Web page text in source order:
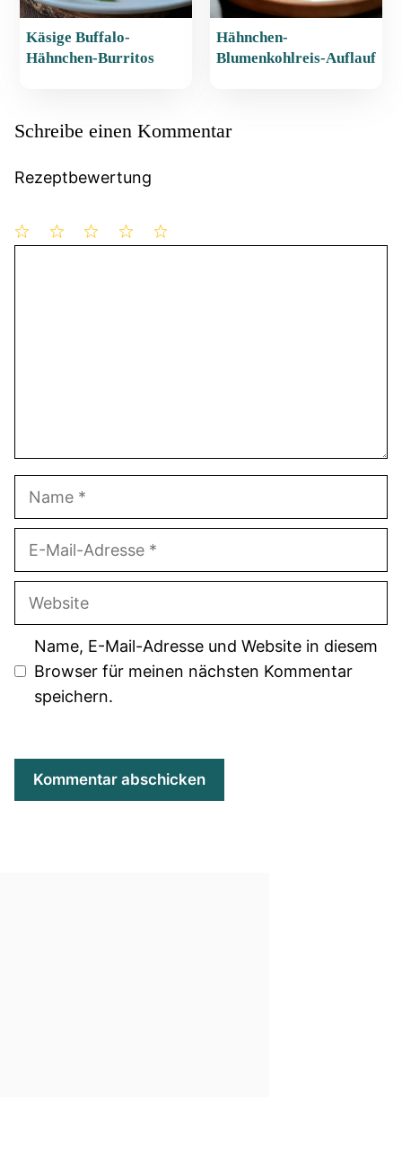
Käsige Buffalo-
Hähnchen-Burritos
Hähnchen-
Blumenkohlreis-Auflauf
Schreibe einen Kommentar
Rezeptbewertung
Website
Name, E-Mail-Adresse und Website in diesem
Browser für meinen nächsten Kommentar
speichern.